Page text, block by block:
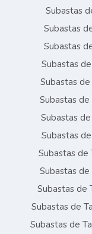
Subastas
Subastas
Subastas
Subastas
Subastas
Subastas
Subastas
Subastas
Subastas de
Subastas
Subastas de
Subastas de
Subastas de